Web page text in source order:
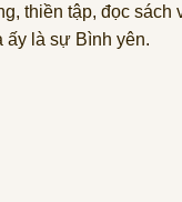
thiền tập, đọc
ấy là sự Bình yên.